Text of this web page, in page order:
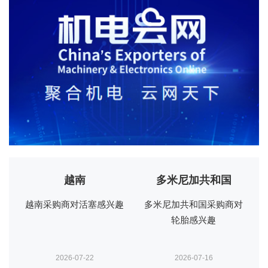
多米尼加共和国
多米尼加共和国采购商对
2026-07-16
巴勒斯坦
巴勒斯坦采购商对缝纫机
感兴趣
2026-07-16